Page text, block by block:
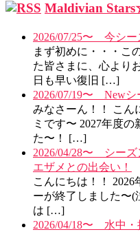
Maldivian
2026/07/25〜 今シー
まず初めに・・・こ
た皆さまに、心より
日も早い復旧 […]
2026/07/19〜 Newシ
みなさーん！！ こん
ミです〜 2027年度
た〜！ […]
2026/04/28〜 シー
エザメとの出会い！
こんにちは！！
ーが終了しました〜(
は […]
2026/04/18〜 水中